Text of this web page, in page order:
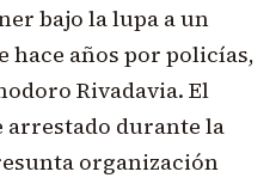
bajo la lupa a un
hace años por policías,
Rivadavia. El
arrestado durante la
organización